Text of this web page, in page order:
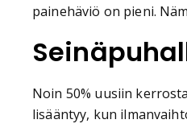
painehäviö on pieni.
Noin 50% uusiin
lisääntyy, kun